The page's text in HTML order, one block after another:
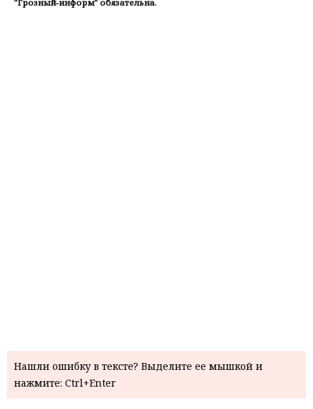
"Грозный-информ" обязательна.
Нашли ошибку в тексте? Выделите ее мышкой и
нажмите: Ctrl+Enter